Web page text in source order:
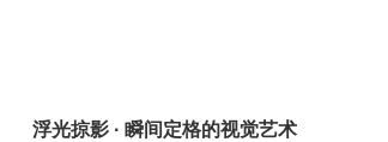
浮光掠影 · 瞬间定格的视觉艺术